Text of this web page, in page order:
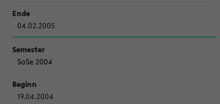
04.02.2005
SoSe 2004
19.04.2004